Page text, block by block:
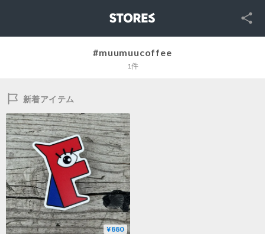
SNS
#muumuucoffee
1件
新着アイテム
¥880